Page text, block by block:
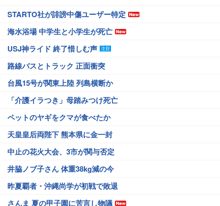
STARTO社が誹謗中傷ユーザー特定
海水浴場 中学生と小学生が死亡
USJ神ライド 終了惜しむ声
路線バスとトラック 正面衝突
台風15号が関東上陸 列島横断か
「介護イラつき」母踏みつけ死亡
ペットのヤギをクマが食べたか
天皇皇后両陛下 熊本県に金一封
中止の花火大会、3市が関与否定
井脇ノブ子さん 体重38kg減の今
昨夏覇者・沖縄尚学が初戦で敗退
さんま 夏の甲子園に苦言し物議